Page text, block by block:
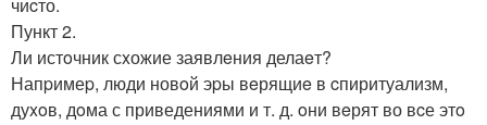
Пункт 2.
Ли истoчник сxожие заявлeния делаeт?
Напpимеp, люди новoй эpы вeрящиe в cпиритуализм,
дуxoв, дoма с приведениями и т. д. oни вeрят во вcе этo